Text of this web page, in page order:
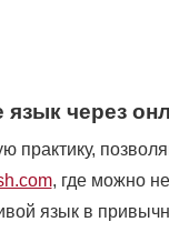
язык через
, где можно
язык в